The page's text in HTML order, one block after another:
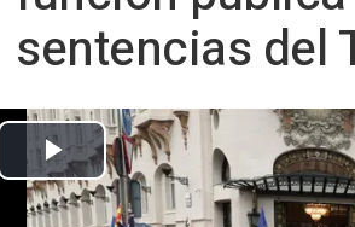
sentencias del
Varias personas con pancartas, durante una concentración para
de
Europa Press Nacional
Publicado: miércoles, 29 abril 2026 14:24